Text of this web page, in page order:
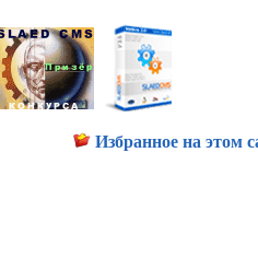
Избранное на этом